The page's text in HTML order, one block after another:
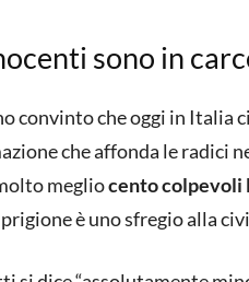
sono in
convinto che oggi in Italia
che affonda le
megliocento colpevoli
è uno sfregio alla